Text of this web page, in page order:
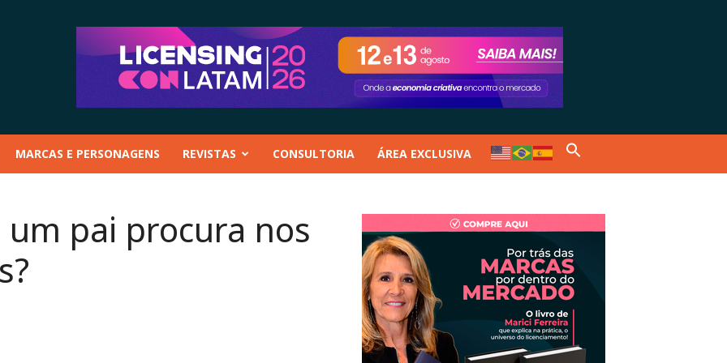
MARCAS E PERSONAGENS REVISTAS CONSULTORIA ÁREA EXCLUSIVA
um pai procura nos